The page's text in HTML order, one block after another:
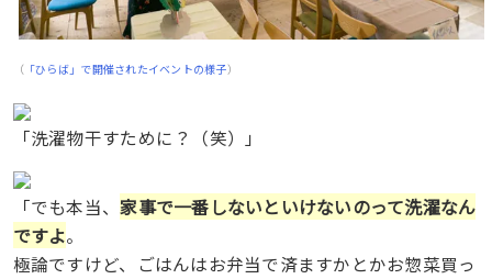
（「ひらば」で開催されたイベントの様子）
「洗濯物干すために？（笑）」
「でも本当、家事で一番しないといけないのって洗濯なん
ですよ。
極論ですけど、ごはんはお弁当で済ますかとかお惣菜買っ